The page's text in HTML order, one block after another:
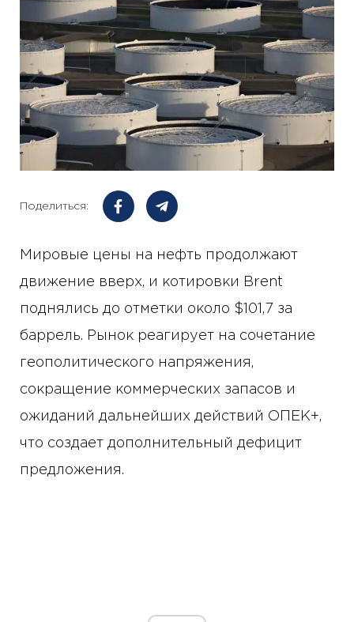
Поделиться:
Мировые цены на нефть продолжают
движение вверх, и котировки Brent
поднялись до отметки около $101,7 за
баррель. Рынок реагирует на сочетание
геополитического напряжения,
сокращение коммерческих запасов и
ожиданий дальнейших действий ОПЕК+,
что создает дополнительный дефицит
предложения.